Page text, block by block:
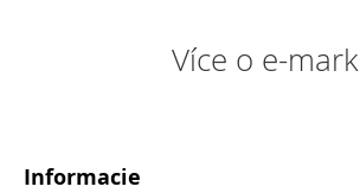
Více o e-mark
Informacie